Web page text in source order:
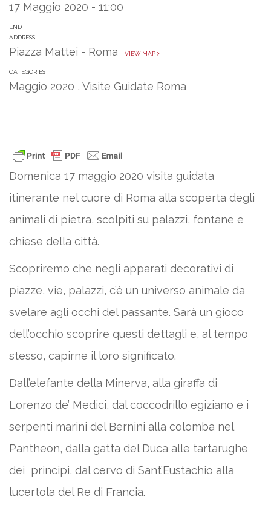
17 Maggio 2020 - 11:00
END
ADDRESS
Piazza Mattei - Roma VIEW MAP
CATEGORIES
Maggio 2020 , Visite Guidate Roma
Domenica 17 maggio 2020 visita guidata
itinerante nel cuore di Roma alla scoperta degli
animali di pietra, scolpiti su palazzi, fontane e
chiese della città.
Scopriremo che negli apparati decorativi di
piazze, vie, palazzi, c’è un universo animale da
svelare agli occhi del passante. Sarà un gioco
dell’occhio scoprire questi dettagli e, al tempo
stesso, capirne il loro significato.
Dall’elefante della Minerva, alla giraffa di
Lorenzo de’ Medici, dal coccodrillo egiziano e i
serpenti marini del Bernini alla colomba nel
Pantheon, dalla gatta del Duca alle tartarughe
dei principi, dal cervo di Sant’Eustachio alla
lucertola del Re di Francia.